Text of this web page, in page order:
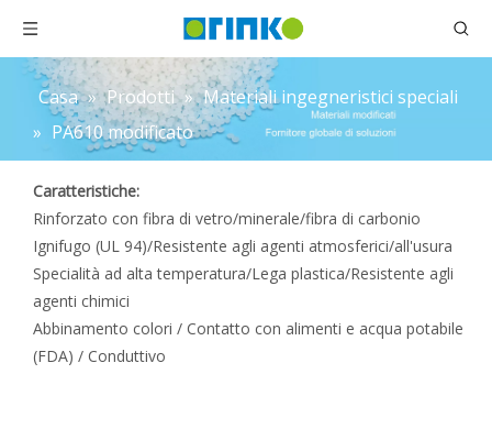
Casa » Prodotti » Materiali ingegneristici speciali
» PA610 modificato
Caratteristiche:
Rinforzato con fibra di vetro/minerale/fibra di carbonio
Ignifugo (UL 94)/Resistente agli agenti atmosferici/all'usura
Specialità ad alta temperatura/Lega plastica/Resistente agli
agenti chimici
Abbinamento colori / Contatto con alimenti e acqua potabile
(FDA) / Conduttivo